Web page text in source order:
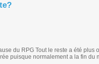
du RPG Tout le reste a été plus
puisque normalement a la fin